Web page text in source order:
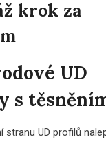
krok za
UD
s
stranu UD profilů